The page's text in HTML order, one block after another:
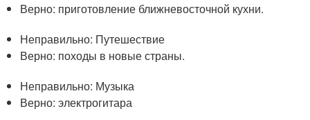
Верно: приготовление ближневосточной кухни.
Неправильно: Путешествие
Верно: походы в новые страны.
Неправильно: Музыка
Верно: электрогитара